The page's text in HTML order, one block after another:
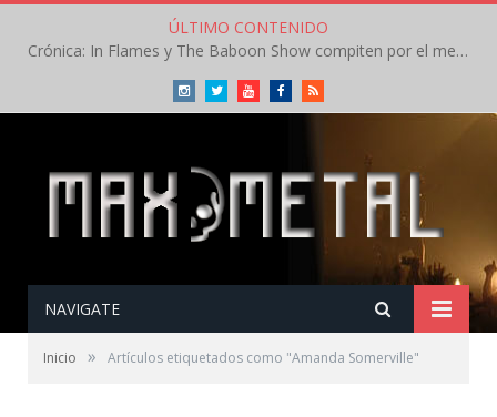
ÚLTIMO CONTENIDO
Crónica: In Flames y The Baboon Show compiten por el mejor concierto del día en el Leyendas del Rock – Viernes – Agosto 2026
InstagramTwitterYoutubeFacebookRSS
NAVIGATE
Inicio » Artículos etiquetados como "Amanda Somerville"